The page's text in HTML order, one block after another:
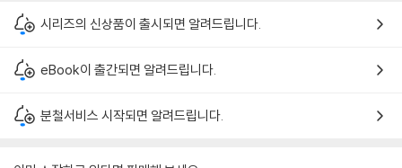
시리즈의 신상품이 출시되면 알려드립니다.
eBook이 출간되면 알려드립니다.
분철서비스 시작되면 알려드립니다.